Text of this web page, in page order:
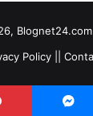
Policy||